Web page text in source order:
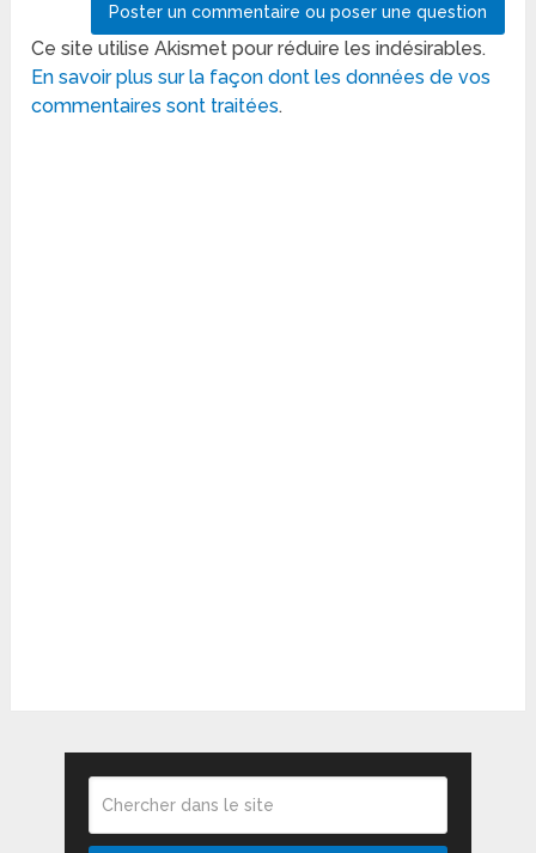
Ce site utilise Akismet pour réduire les indésirables.
En savoir plus sur la façon dont les données de vos
commentaires sont traitées.